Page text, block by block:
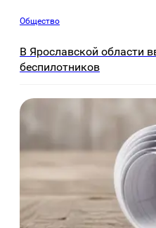
Общество
В Ярославской области
беспилотников